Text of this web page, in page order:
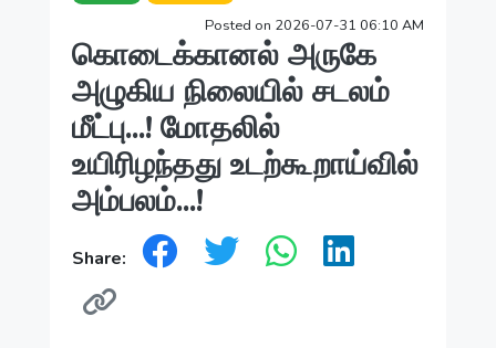
Posted on 2026-07-31 06:10 AM
கொடைக்கானல் அருகே
அழுகிய நிலையில் சடலம்
மீட்பு...! மோதலில்
உயிரிழந்தது உடற்கூறாய்வில்
அம்பலம்...!
Share: